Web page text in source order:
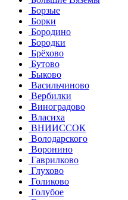
Борзые
Борки
Бородино
Бородки
Брёхово
Бутово
Быково
Васильчиново
Вербилки
Виноградово
Власиха
ВНИИССОК
Володарского
Воронино
Гаврилково
Глухово
Голиково
Голубое